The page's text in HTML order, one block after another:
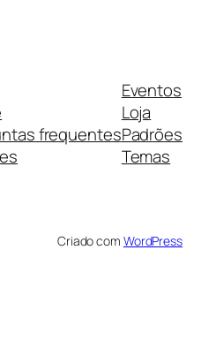
frequentes
Eventos
Loja
Padrões
Temas
Criado com WordPress